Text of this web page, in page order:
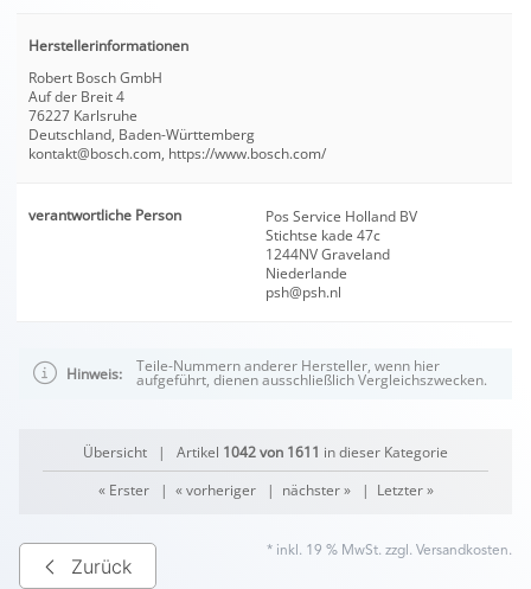
Herstellerinformationen
Robert Bosch GmbH
Auf der Breit 4
76227 Karlsruhe
Deutschland, Baden-Württemberg
kontakt@bosch.com, https://www.bosch.com/
verantwortliche Person
Pos Service Holland BV
Stichtse kade 47c
1244NV Graveland
Niederlande
psh@psh.nl
Hinweis: Teile-Nummern anderer Hersteller, wenn hier
aufgeführt, dienen ausschließlich Vergleichszwecken.
Übersicht | Artikel 1042 von 1611 in dieser Kategorie
« Erster| « vorheriger| nächster »| Letzter »
Zurück
* inkl. 19 % MwSt. zzgl. Versandkosten.